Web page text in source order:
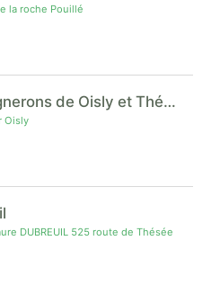
la roche Pouillé
Confrérie des Vignerons de Oisly et Thésée
Oisly
DUBREUIL 525 route de Thésée